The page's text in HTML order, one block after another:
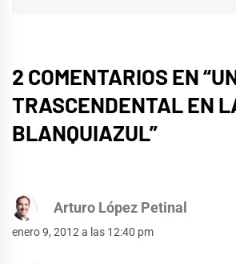
2 COMENTARIOS EN “
TRASCENDENTAL EN
BLANQUIAZUL”
Arturo López Petinal
enero 9, 2012 a las 12:40 pm